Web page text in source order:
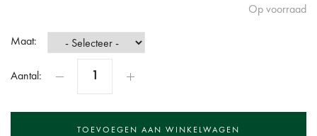
Op voorraad
Maat:
Aantal: